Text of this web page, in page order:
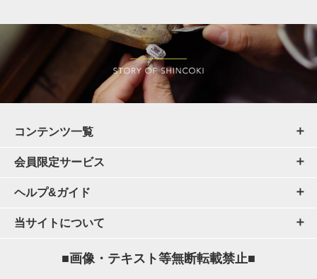
コンテンツ一覧
会員限定サービス
ヘルプ&ガイド
当サイトについて
■画像・テキスト等無断転載禁止■